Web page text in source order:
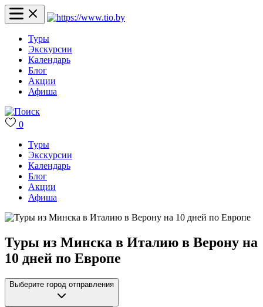
Туры
Экскурсии
Календарь
Блог
Акции
Афиша
0
Туры
Экскурсии
Календарь
Блог
Акции
Афиша
Туры из Минска в Италию в Верону на
10 дней по Европе
Выберите город отправления